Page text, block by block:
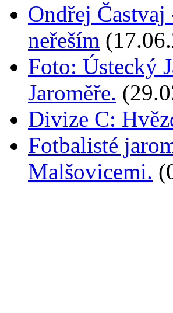
Ondřej
neřeším
Foto: Ústecký
Jaroměře.
Divize C:
Fotbalisté
Malšovicemi.